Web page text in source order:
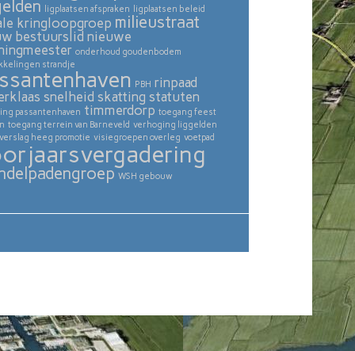
ligplaatsen afspraken ligplaatsen beleid
kringloopgroep milieustraat
bestuurslid nieuwe
onderhoud goudenbodem
strandje
PBH rinpaad
snelheid skatting statuten
passantenhaven timmerdorp toegang feest
toegang terrein van Barneveld verhoging liggelden
heeg promotie visiegroepen overleg voetpad
WSH gebouw